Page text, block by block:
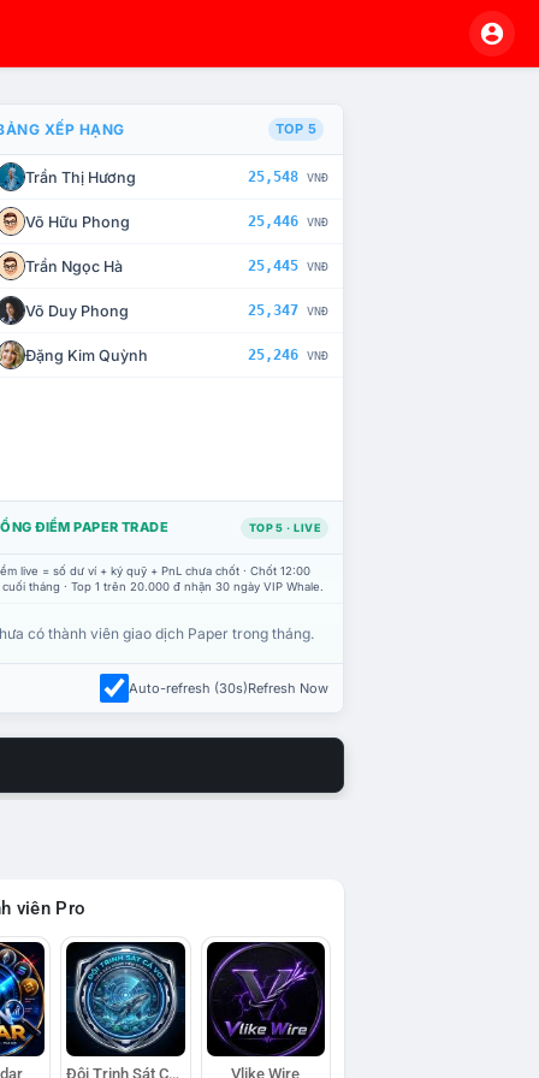
CHẾ TÀI XỬ LÝ VI PHẠM
XẾP HẠNG TOP 5
Trần Thị Hương 25,548 VNĐ
Võ Hữu Phong 25,446 VNĐ
Trần Ngọc Hà 25,445 VNĐ
Võ Duy Phong 25,347 VNĐ
Đặng Kim Quỳnh 25,246 VNĐ
ĐIỂM PAPER TRADE TOP 5 · LIVE
live = số dư ví + ký quỹ + PnL chưa chốt · Chốt 12:00
tháng · Top 1 trên 20.000 đ nhận 30 ngày VIP Whale.
có thành viên giao dịch Paper trong tháng.
Auto-refresh (30s)Refresh Now
viên Pro
Đội Trinh Sát Cá Voi Vlike Wire